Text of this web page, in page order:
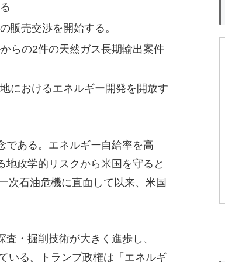
販売交渉を開始する。
らの2件の天然ガス長期輸出案件
におけるエネルギー開発を開放す
である。エネルギー自給率を高
政学的リスクから米国を守ると
次石油危機に直面して以来、米国
・掘削技術が大きく進歩し、
いる。トランプ政権は「エネルギ